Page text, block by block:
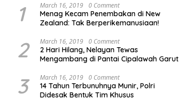
1 March 16, 2019 0 Comment
Menag Kecam Penembakan di New
Zealand: Tak Berperikemanusiaan!
2 March 16, 2019 0 Comment
2 Hari Hilang, Nelayan Tewas
Mengambang di Pantai Cipalawah Garut
3 March 16, 2019 0 Comment
14 Tahun Terbunuhnya Munir, Polri
Didesak Bentuk Tim Khusus